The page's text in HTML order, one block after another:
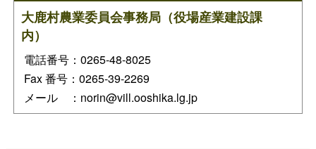
大鹿村農業委員会事務局（役場産業建設課
内）
電話番号：0265-48-8025
Fax 番号：0265-39-2269
メール ：norin@vill.ooshika.lg.jp